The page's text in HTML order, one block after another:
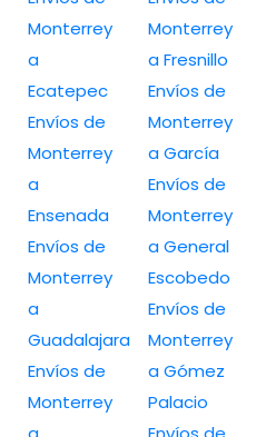
Monterrey
a
Ecatepec
Envíos de
Monterrey
a
Ensenada
Envíos de
Monterrey
a
Guadalajara
Envíos de
Monterrey
Monterrey
a Fresnillo
Envíos de
Monterrey
a García
Envíos de
Monterrey
a General
Escobedo
Envíos de
Monterrey
a Gómez
Palacio